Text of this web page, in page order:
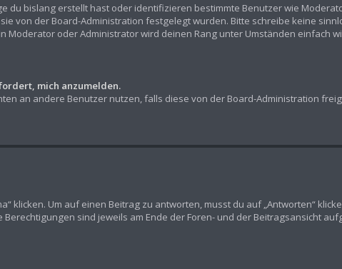
du bislang erstellt hast oder identifizieren bestimmte Benutzer wie
von der Board-Administration festgelegt wurden. Bitte schreibe keine
oder Administrator wird deinen Rang unter Umständen einfach
mich anzumelden.
an andere Benutzer nutzen, falls diese von der Board-Administration
klicken. Um auf einen Beitrag zu antworten, musst du auf „Antworten“
sind jeweils am Ende der Foren- und der Beitragsansicht